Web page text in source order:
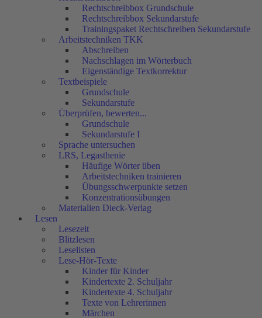
Rechtschreibbox Grundschule
Rechtschreibbox Sekundarstufe
Trainingspaket Rechtschreiben Sekundarstufe
Arbeitstechniken TKK
Abschreiben
Nachschlagen im Wörterbuch
Eigenständige Textkorrektur
Textbeispiele
Grundschule
Sekundarstufe
Überprüfen, bewerten...
Grundschule
Sekundarstufe I
Sprache untersuchen
LRS, Legasthenie
Häufige Wörter üben
Arbeitstechniken trainieren
Übungsschwerpunkte setzen
Konzentrationsübungen
Materialien Dieck-Verlag
Lesen
Lesezeit
Blitzlesen
Leselisten
Lese-Hör-Texte
Kinder für Kinder
Kindertexte 2. Schuljahr
Kindertexte 4. Schuljahr
Texte von Lehrerinnen
Märchen